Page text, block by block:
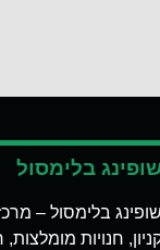
בלימסול
שופינג בלימסול –
חנויות